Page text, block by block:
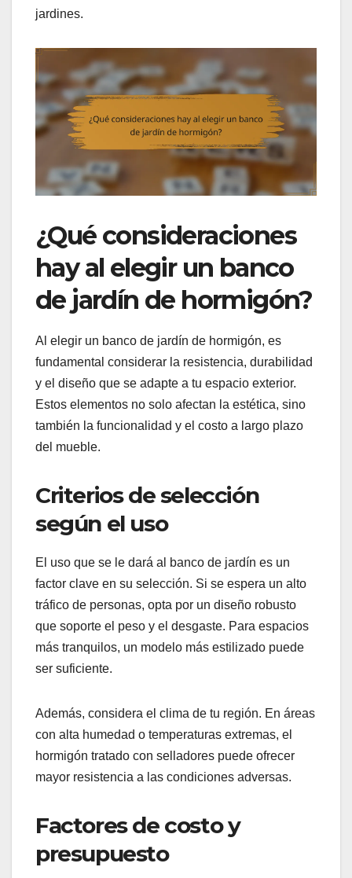
jardines.
¿Qué consideraciones
hay al elegir un banco
de jardín de hormigón?
Al elegir un banco de jardín de hormigón, es
fundamental considerar la resistencia, durabilidad
y el diseño que se adapte a tu espacio exterior.
Estos elementos no solo afectan la estética, sino
también la funcionalidad y el costo a largo plazo
del mueble.
Criterios de selección
según el uso
El uso que se le dará al banco de jardín es un
factor clave en su selección. Si se espera un alto
tráfico de personas, opta por un diseño robusto
que soporte el peso y el desgaste. Para espacios
más tranquilos, un modelo más estilizado puede
ser suficiente.
Además, considera el clima de tu región. En áreas
con alta humedad o temperaturas extremas, el
hormigón tratado con selladores puede ofrecer
mayor resistencia a las condiciones adversas.
Factores de costo y
presupuesto